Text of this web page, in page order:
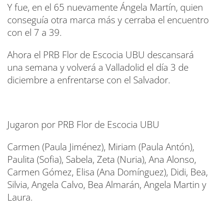
Y fue, en el 65 nuevamente Ángela Martín, quien
conseguía otra marca más y cerraba el encuentro
con el 7 a 39.
Ahora el PRB Flor de Escocia UBU descansará
una semana y volverá a Valladolid el día 3 de
diciembre a enfrentarse con el Salvador.
Jugaron por PRB Flor de Escocia UBU
Carmen (Paula Jiménez), Miriam (Paula Antón),
Paulita (Sofia), Sabela, Zeta (Nuria), Ana Alonso,
Carmen Gómez, Elisa (Ana Domínguez), Didi, Bea,
Silvia, Angela Calvo, Bea Almarán, Angela Martin y
Laura.